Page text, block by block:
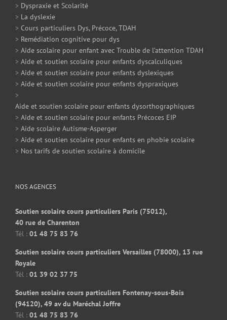
> Dyspraxie et Scolarité
> La dyslexie
> Cours particuliers Dys, Précoce, TDAH
> Remédiation cognitive pour dys
> Aide scolaire pour enfant avec Trouble de l’attention TDAH
> Aide et soutien scolaire pour enfants dyscalculiques
> Aide et soutien scolaire pour enfants dyslexiques
> Aide et soutien scolaire pour enfants dyspraxiques
>
Aide et soutien scolaire pour enfants dysorthographiques
> Aide et soutien scolaire pour enfants Précoces EIP
> Aide scolaire Autisme-Asperger
> Aide et soutien scolaire pour enfants en phobie scolaire
> Nos tarifs de soutien scolaire à domicile
NOS AGENCES
Soutien scolaire cours particuliers Paris (75012),
40 rue de Charenton
Tél : 01 48 75 83 76
Soutien scolaire cours particuliers Versailles (78000), 13 rue
Royale
Tél : 01 39 02 37 75
Soutien scolaire cours particuliers Fontenay-sous-Bois
(94120), 49 av du Maréchal Joffre
Tél : 01 48 75 83 76